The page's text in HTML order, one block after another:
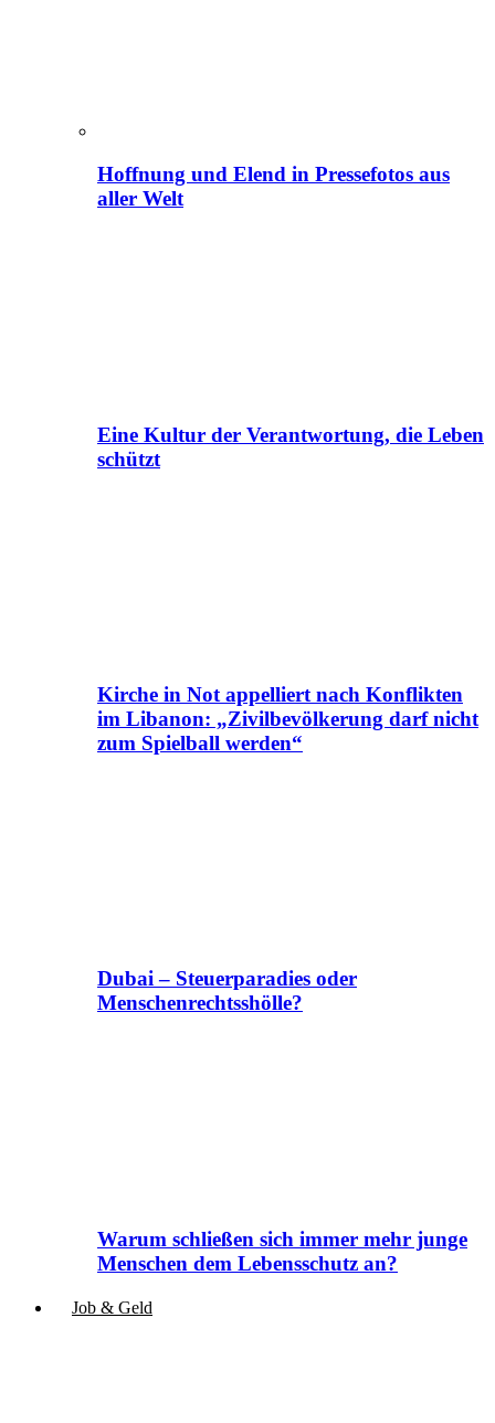
Hoffnung und Elend in Pressefotos aus
aller Welt
Eine Kultur der Verantwortung, die Leben
schützt
Kirche in Not appelliert nach Konflikten
im Libanon: „Zivilbevölkerung darf nicht
zum Spielball werden“
Dubai – Steuerparadies oder
Menschenrechtsshölle?
Warum schließen sich immer mehr junge
Menschen dem Lebensschutz an?
Job & Geld